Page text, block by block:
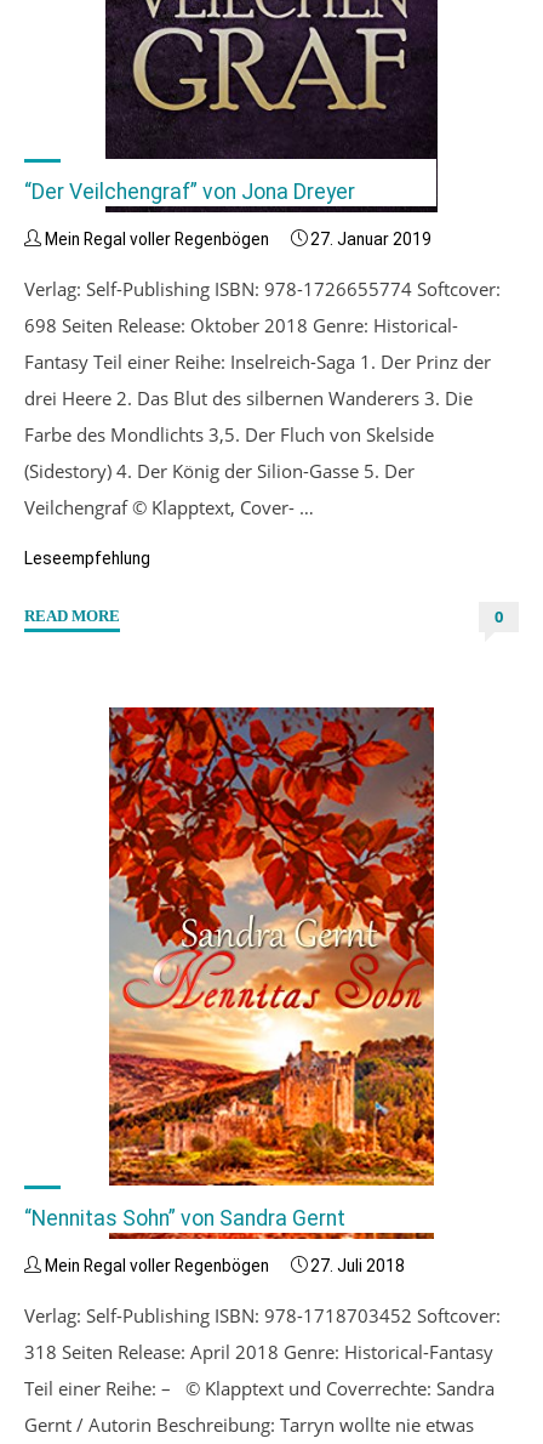
“Der Veilchengraf” von Jona Dreyer
Mein Regal voller Regenbögen 27. Januar 2019
Verlag: Self-Publishing ISBN: 978-1726655774 Softcover:
698 Seiten Release: Oktober 2018 Genre: Historical-
Fantasy Teil einer Reihe: Inselreich-Saga 1. Der Prinz der
drei Heere 2. Das Blut des silbernen Wanderers 3. Die
Farbe des Mondlichts 3,5. Der Fluch von Skelside
(Sidestory) 4. Der König der Silion-Gasse 5. Der
Veilchengraf © Klapptext, Cover- …
Leseempfehlung
READ MORE
Jona
Dreyer"
0
“Nennitas Sohn” von Sandra Gernt
Mein Regal voller Regenbögen 27. Juli 2018
Verlag: Self-Publishing ISBN: 978-1718703452 Softcover:
318 Seiten Release: April 2018 Genre: Historical-Fantasy
Teil einer Reihe: – © Klapptext und Coverrechte: Sandra
Gernt / Autorin Beschreibung: Tarryn wollte nie etwas